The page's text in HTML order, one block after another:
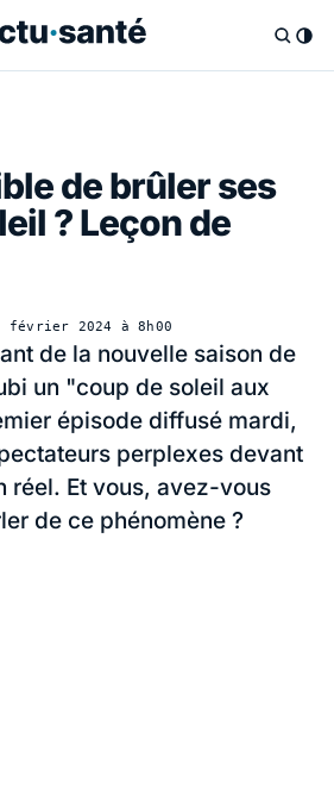
de brûler ses
? Leçon de
février 2024 à 8h00
de la nouvelle saison de
un "coup de soleil aux
épisode diffusé mardi,
perplexes devant
réel. Et vous, avez-vous
de ce phénomène ?